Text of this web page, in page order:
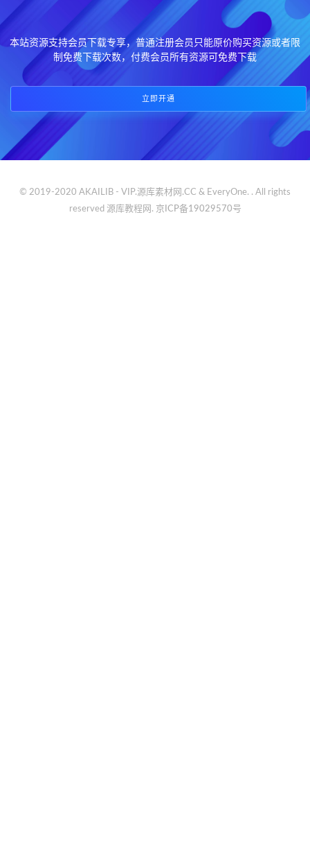
本站资源支持会员下载专享，普通注册会员只能原价购买资源或者限
制免费下载次数，付费会员所有资源可免费下载
立即开通
© 2019-2020 AKAILIB - VIP.源库素材网.CC & EveryOne. . All rights
reserved 源库教程网. 京ICP备19029570号